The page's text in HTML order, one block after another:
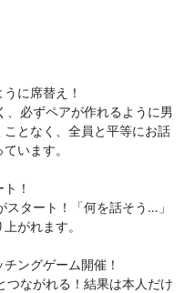
に席替え！
必ずペアが作れるように男
となく、全員と平等にお話
います。
！
タート！「何を話そう…」
がれます。
ングゲーム開催！
ながれる！結果は本人だけ